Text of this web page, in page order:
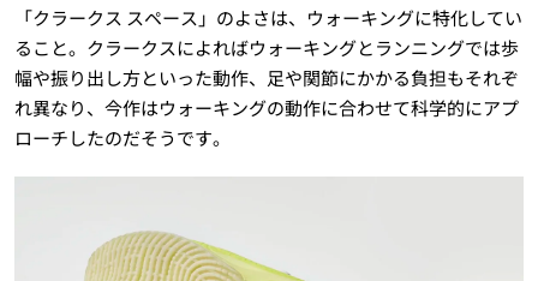
「クラークス スペース」のよさは、ウォーキングに特化してい
ること。クラークスによればウォーキングとランニングでは歩
幅や振り出し方といった動作、足や関節にかかる負担もそれぞ
れ異なり、今作はウォーキングの動作に合わせて科学的にアプ
ローチしたのだそうです。